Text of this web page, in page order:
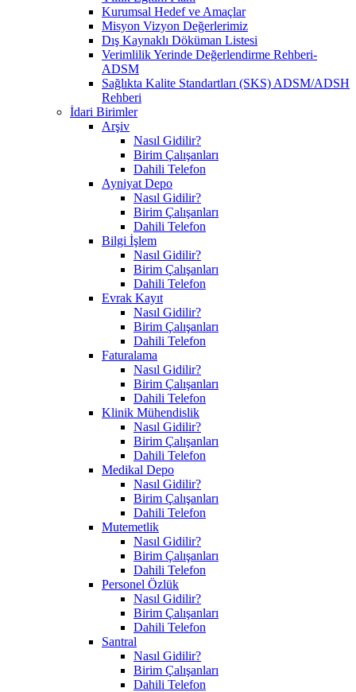
Kurumsal Hedef ve Amaçlar
Misyon Vizyon Değerlerimiz
Dış Kaynaklı Döküman Listesi
Verimlilik Yerinde Değerlendirme Rehberi-
ADSM
Sağlıkta Kalite Standartları (SKS) ADSM/ADSH
Rehberi
İdari Birimler
Arşiv
Nasıl Gidilir?
Birim Çalışanları
Dahili Telefon
Ayniyat Depo
Nasıl Gidilir?
Birim Çalışanları
Dahili Telefon
Bilgi İşlem
Nasıl Gidilir?
Birim Çalışanları
Dahili Telefon
Evrak Kayıt
Nasıl Gidilir?
Birim Çalışanları
Dahili Telefon
Faturalama
Nasıl Gidilir?
Birim Çalışanları
Dahili Telefon
Klinik Mühendislik
Nasıl Gidilir?
Birim Çalışanları
Dahili Telefon
Medikal Depo
Nasıl Gidilir?
Birim Çalışanları
Dahili Telefon
Mutemetlik
Nasıl Gidilir?
Birim Çalışanları
Dahili Telefon
Personel Özlük
Nasıl Gidilir?
Birim Çalışanları
Dahili Telefon
Santral
Nasıl Gidilir?
Birim Çalışanları
Dahili Telefon